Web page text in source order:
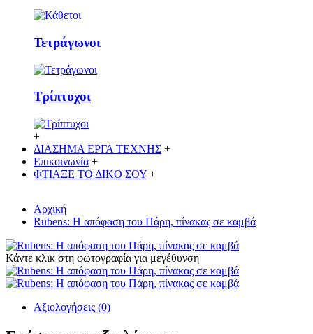
Τετράγωνοι
Τρίπτυχοι
+
ΔΙΑΣΗΜΑ ΕΡΓΑ ΤΕΧΝΗΣ +
Επικοινωνία +
ΦΤΙΑΞΕ ΤΟ ΔΙΚO ΣΟΥ +
Αρχική
Rubens: Η απόφαση του Πάρη, πίνακας σε καμβά
Κάντε κλικ στη φωτογραφία για μεγέθυνση
Αξιολογήσεις (0)